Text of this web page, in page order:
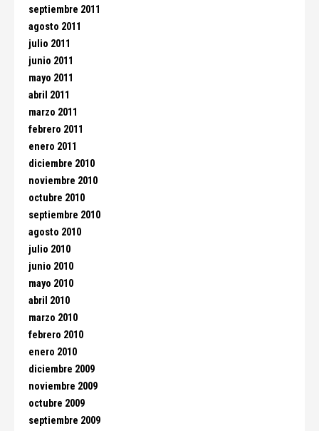
septiembre 2011
agosto 2011
julio 2011
junio 2011
mayo 2011
abril 2011
marzo 2011
febrero 2011
enero 2011
diciembre 2010
noviembre 2010
octubre 2010
septiembre 2010
agosto 2010
julio 2010
junio 2010
mayo 2010
abril 2010
marzo 2010
febrero 2010
enero 2010
diciembre 2009
noviembre 2009
octubre 2009
septiembre 2009